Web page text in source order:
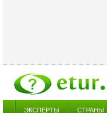
ЭКСПЕРТЫ СТРАНЫ